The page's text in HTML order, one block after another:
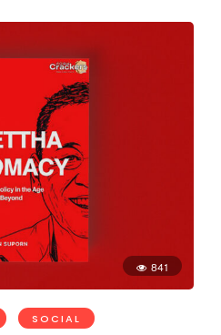
841
SOCIAL